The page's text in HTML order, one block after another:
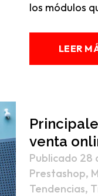
los módulos
LEER
venta
Publicado 28
Prestashop,
Tendencias,